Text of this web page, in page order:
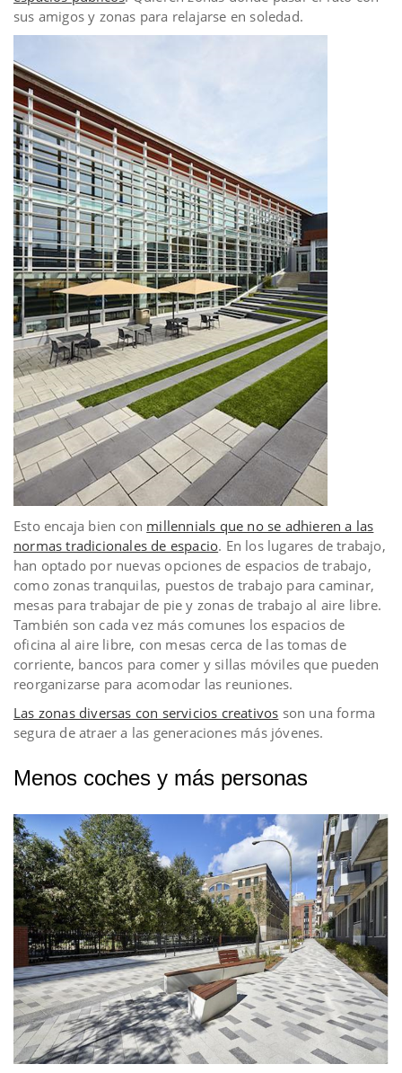
sus amigos y zonas para relajarse en soledad.
Esto encaja bien con millennials que no se adhieren a las
normas tradicionales de espacio. En los lugares de trabajo,
han optado por nuevas opciones de espacios de trabajo,
como zonas tranquilas, puestos de trabajo para caminar,
mesas para trabajar de pie y zonas de trabajo al aire libre.
También son cada vez más comunes los espacios de
oficina al aire libre, con mesas cerca de las tomas de
corriente, bancos para comer y sillas móviles que pueden
reorganizarse para acomodar las reuniones.
Las zonas diversas con servicios creativos son una forma
segura de atraer a las generaciones más jóvenes.
Menos coches y más personas